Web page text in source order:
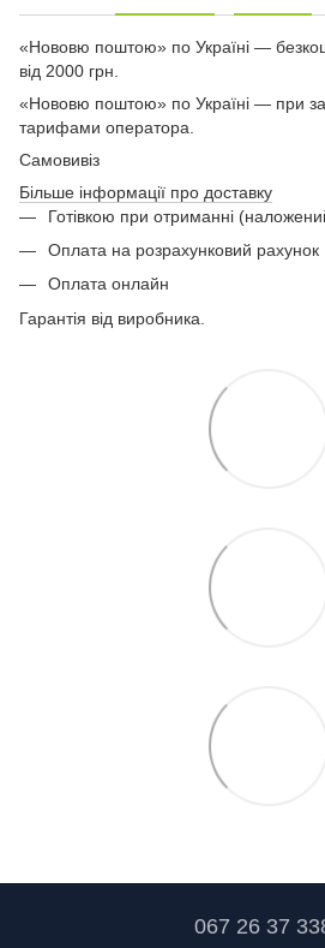
«Нововю поштою» по Україні —
від 2000 грн.
«Нововю поштою» по Україні — при
тарифами оператора.
Самовивіз
Більше інформації про доставку
Готівкою при отриманні
Оплата на розрахунковий рахунок
Оплата онлайн
Гарантія від виробника.
067 26 37